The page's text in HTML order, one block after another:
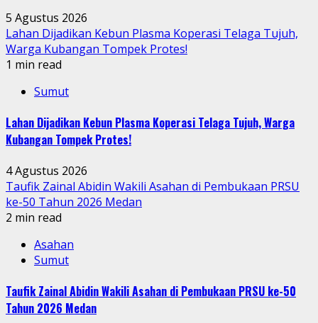
5 Agustus 2026
Lahan Dijadikan Kebun Plasma Koperasi Telaga Tujuh,
Warga Kubangan Tompek Protes!
1 min read
Sumut
Lahan Dijadikan Kebun Plasma Koperasi Telaga Tujuh, Warga
Kubangan Tompek Protes!
4 Agustus 2026
Taufik Zainal Abidin Wakili Asahan di Pembukaan PRSU
ke-50 Tahun 2026 Medan
2 min read
Asahan
Sumut
Taufik Zainal Abidin Wakili Asahan di Pembukaan PRSU ke-50
Tahun 2026 Medan